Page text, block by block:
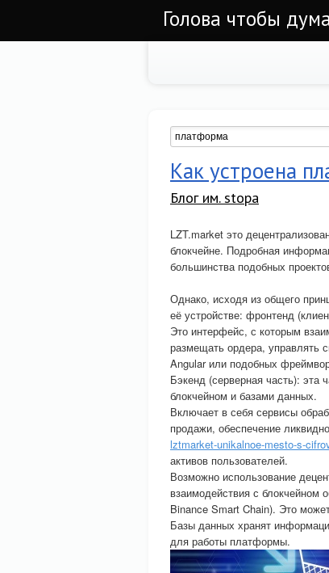
Голова чтобы
Как устроена
Блог им. stopa
LZT.market это
блокчейне. Подробная
большинства подобных
Однако, исходя из общего
её устройстве: фронтенд
Это интерфейс, с которым
размещать ордера, управлять
Angular или подобных
Бэкенд (серверная часть): эта
блокчейном и базами данных.
Включает в себя сервисы
продажи, обеспечение
lztmarket-unikalnoe-mesto-s-
активов пользователей.
Возможно использование
взаимодействия с блокчейном
Binance Smart Chain). Это
Базы данных хранят
для работы платформы.